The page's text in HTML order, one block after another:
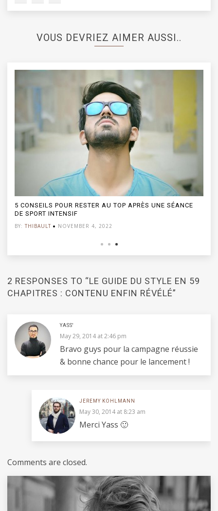
VOUS DEVRIEZ AIMER AUSSI..
AU TOP APRÈS UNE SÉANCE
4, 2022
QUELLES SONT LES
2 RESPONSES TO “LE GUIDE DU STYLE EN 59
CHAPITRES : CONTENU ENFIN RÉVÉLÉ”
YASS'
May 29, 2014 at 2:46 pm
Bravo guys pour la campagne réussie
& bonne chance pour le lancement !
JEREMY KOHLMANN
May 30, 2014 at 8:23 am
Merci Yass 🙂
Comments are closed.